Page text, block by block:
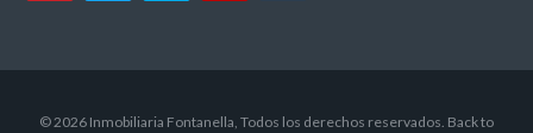
© 2026 Inmobiliaria Fontanella, Todos los derechos reservados. Back to